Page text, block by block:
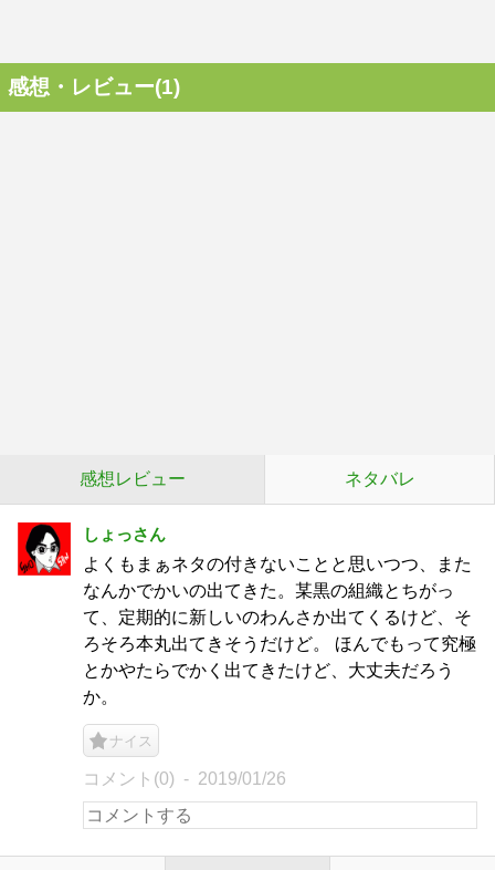
感想・レビュー(1)
感想レビュー ネタバレ
しょっさん
よくもまぁネタの付きないことと思いつつ、また
なんかでかいの出てきた。某黒の組織とちがっ
て、定期的に新しいのわんさか出てくるけど、そ
ろそろ本丸出てきそうだけど。 ほんでもって究極
とかやたらでかく出てきたけど、大丈夫だろう
か。
ナイス
コメント(0) 2019/01/26